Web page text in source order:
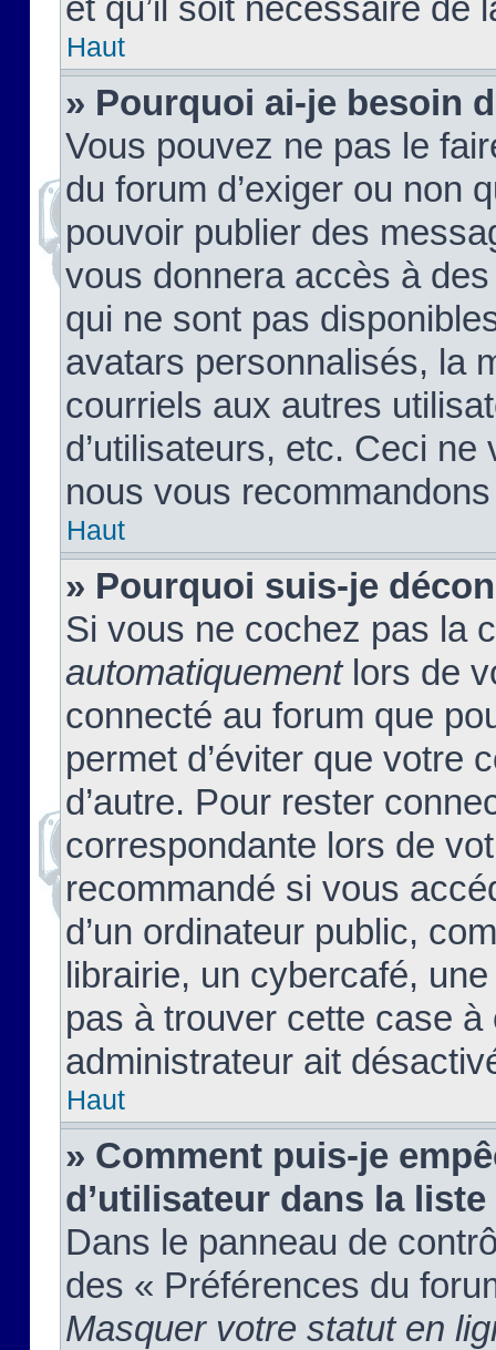
et qu’il soit nécessaire de
Haut
» Pourquoi ai-je besoin
Vous pouvez ne pas le
du forum d’exiger ou non
pouvoir publier des
vous donnera accès à
qui ne sont pas
avatars personnalisés, la
courriels aux autres
d’utilisateurs, etc. Ceci
nous vous
Haut
» Pourquoi suis-je
Si vous ne cochez pas la
automatiquementlors de
connecté au forum que
permet d’éviter que votre
d’autre. Pour rester
correspondante lors de
recommandé si vous
d’un ordinateur public,
librairie, un cybercafé,
pas à trouver cette case à
administrateur ait
Haut
» Comment puis-je
d’utilisateur dans la
Dans le panneau de
des « Préférences du
Masquer votre statut en